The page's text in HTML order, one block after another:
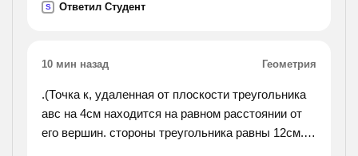
гвоздя, найти минимальную работу,
пренебречь
S Ответил Студент
10 мин назад Геометрия
.(Точка к, удаленная от плоскости треугольника
авс на 4см находится на равном расстоянии от
его вершин. стороны треугольника равны 12см.